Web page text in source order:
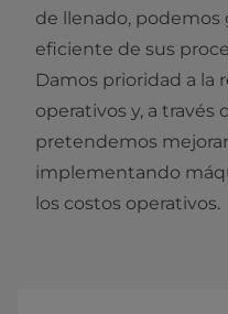
de llenado, podemos
eficiente de sus
Damos prioridad a la
operativos y, a través
pretendemos
implementando
los costos operativos.